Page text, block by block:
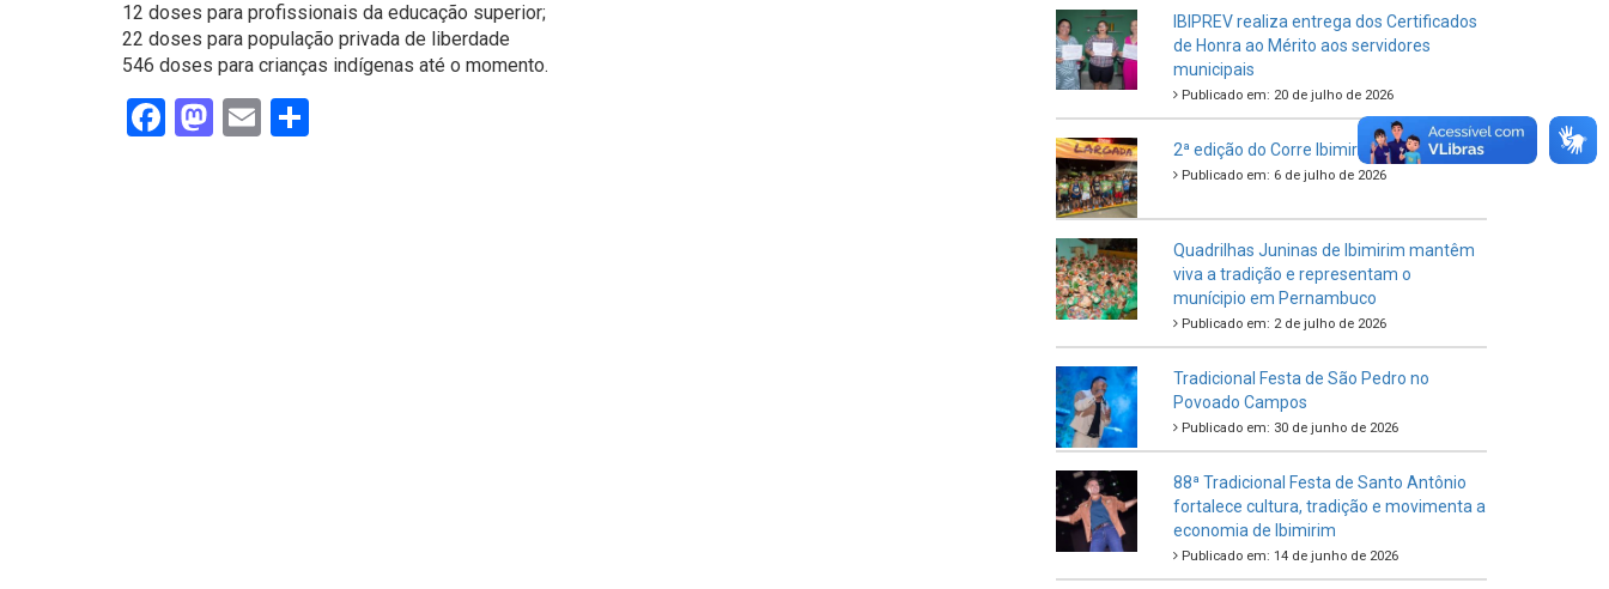
12 doses para profissionais da educação superior;
22 doses para população privada de liberdade
546 doses para crianças indígenas até o momento.
Facebook
Mastodon
Email
ÚLTIMAS NOTÍCIAS
VIII Conferência Municipal dos Direitos da
Criança e do Adolescente
Publicado em: 21 de julho de 2026
IBIPREV realiza entrega dos Certificados
de Honra ao Mérito aos servidores
municipais
Publicado em: 20 de julho de 2026
2ª edição do Corre Ibimirim 2026
Publicado em: 6 de julho de 2026
Quadrilhas Juninas de Ibimirim mantêm
viva a tradição e representam o
munícipio em Pernambuco
Publicado em: 2 de julho de 2026
Tradicional Festa de São Pedro no